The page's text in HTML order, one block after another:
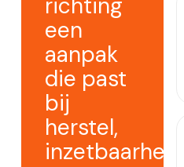
een
aanpak
die past
bij
herstel,
inzetbaarheid